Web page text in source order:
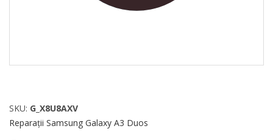
SKU: G_X8U8AXV
Reparații Samsung Galaxy A3 Duos